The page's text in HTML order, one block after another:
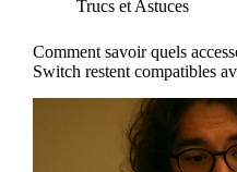
Trucs et Astuces
Comment savoir quels
Switch restent compatibles